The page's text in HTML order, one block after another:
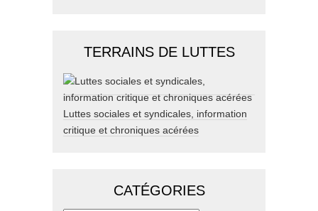
TERRAINS DE LUTTES
Luttes sociales et syndicales, information
critique et chroniques acérées
CATÉGORIES